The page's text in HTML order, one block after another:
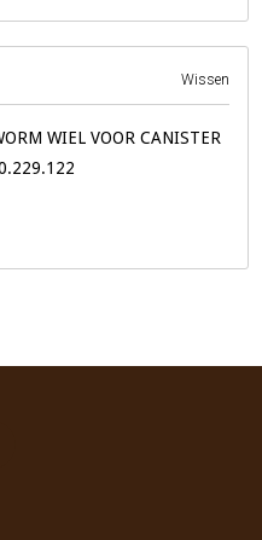
Wissen
WIEL VOOR CANISTER